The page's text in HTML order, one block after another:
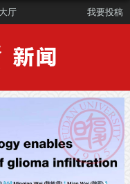
厅 我要投稿